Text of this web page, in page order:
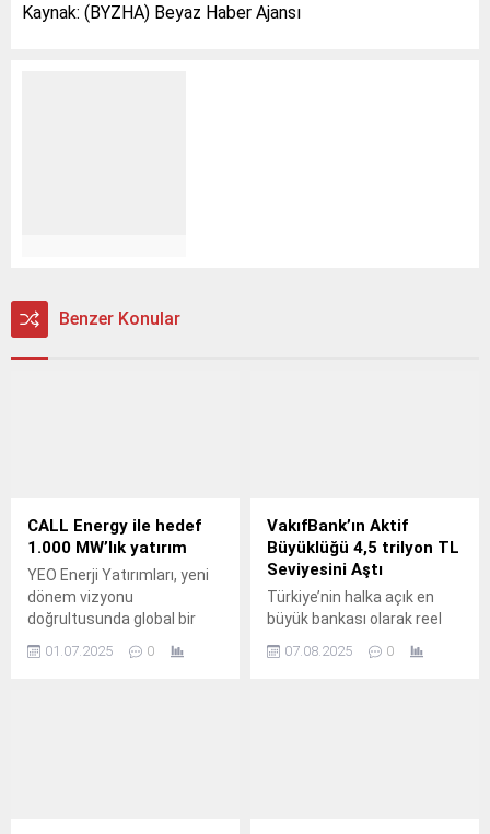
Kaynak: (BYZHA) Beyaz Haber Ajansı
Benzer Konular
CALL Energy ile hedef
1.000 MW’lık yatırım
YEO Enerji Yatırımları, yeni
dönem vizyonu
doğrultusunda global bir
Energy markasıyla yoluna
01.07.2025 0
VakıfBank’ın Aktif
Büyüklüğü 4,5 trilyon TL
Seviyesini Aştı
Türkiye’nin halka açık en
büyük bankası olarak reel
destek sağlayan VakıfBank,
07.08.2025 0